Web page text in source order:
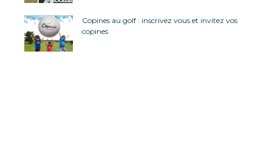
Copines au golf : inscrivez vous et invitez vos
copines